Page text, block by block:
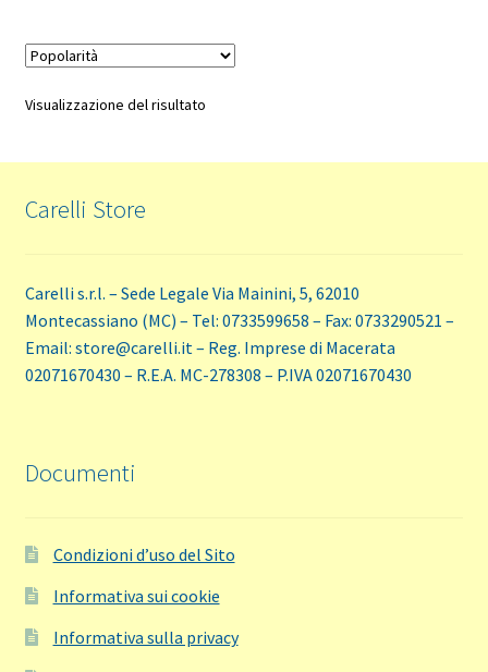
Visualizzazione del risultato
Carelli Store
Carelli s.r.l. – Sede Legale Via Mainini, 5, 62010
Montecassiano (MC) – Tel: 0733599658 – Fax: 0733290521 –
Email: store@carelli.it – Reg. Imprese di Macerata
02071670430 – R.E.A. MC-278308 – P.IVA 02071670430
Documenti
Condizioni d’uso del Sito
Informativa sui cookie
Informativa sulla privacy